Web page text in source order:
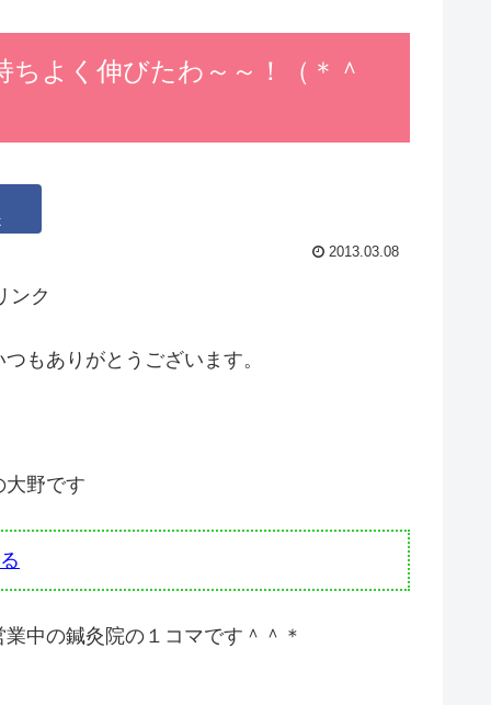
よく伸びたわ～～！（＊＾
2013.03.08
ンク
もありがとうございます。
大野です
中の鍼灸院の１コマです＾＾＊